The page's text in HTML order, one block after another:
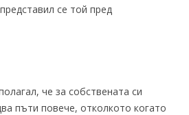
се той пред
че за собствената си
пъти повече, отколкото когато